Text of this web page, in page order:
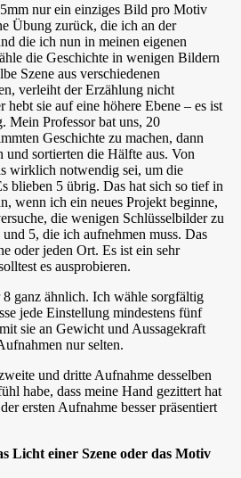
nur ein einziges Bild pro Motiv
Übung zurück, die ich an der
die ich nun in meinen eigenen
die Geschichte in wenigen Bildern
Szene aus verschiedenen
verleiht der Erzählung nicht
hebt sie auf eine höhere Ebene – es ist
Mein Professor bat uns, 20
Geschichte zu machen, dann
und sortierten die Hälfte aus. Von
wirklich notwendig sei, um die
blieben 5 übrig. Das hat sich so tief in
wenn ich ein neues Projekt beginne,
die wenigen Schlüsselbilder zu
5, die ich aufnehmen muss. Das
oder jeden Ort. Es ist ein sehr
es ausprobieren.
8 ganz ähnlich. Ich wähle sorgfältig
jede Einstellung mindestens fünf
sie an Gewicht und Aussagekraft
nur selten.
und dritte Aufnahme desselben
habe, dass meine Hand gezittert hat
ersten Aufnahme besser präsentiert
Licht einer Szene oder das Motiv